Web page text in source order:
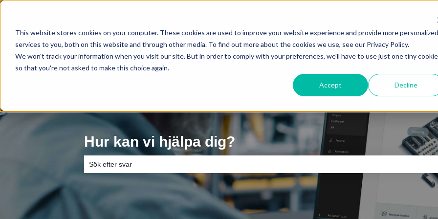
This website stores cookies on your computer. These cookies are used to improve your website experience and provide more personalized
services to you, both on this website and through other media. To find out more about the cookies we use, see our Privacy Policy.
We won't track your information when you visit our site. But in order to comply with your preferences, we'll have to use just one tiny cookie
so that you're not asked to make this choice again.
Accept Decline
Hur kan vi hjälpa dig?
Det finns inga förslag eftersom sökfältet är tomt.